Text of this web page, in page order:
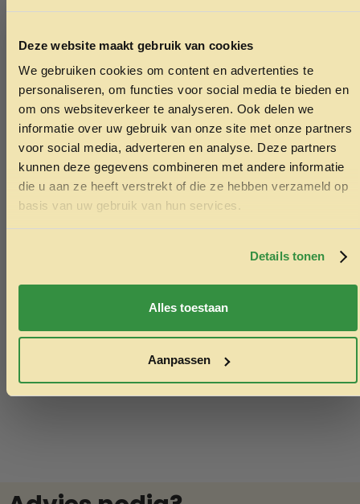
Deze website maakt gebruik van cookies
We gebruiken cookies om content en advertenties te
personaliseren, om functies voor social media te bieden en
om ons websiteverkeer te analyseren. Ook delen we
informatie over uw gebruik van onze site met onze partners
voor social media, adverteren en analyse. Deze partners
kunnen deze gegevens combineren met andere informatie
die u aan ze heeft verstrekt of die ze hebben verzameld op
basis van uw gebruik van hun services.
Details tonen
Alles toestaan
Aanpassen
Hondenmatras Eden S – 70x50x14cm
Kong
ONTVANG 5% KORTING OP
JE EERSTE BESTELLING!
Ontvang korting
Door je in te schrijven ga je akkoord met het ontvangen van
Nee, ik wil geen korting